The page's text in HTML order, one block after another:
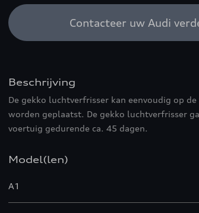
Contacteer uw Audi
Beschrijving
De gekko luchtverfrisser kan eenvoudig op
worden geplaatst. De gekko luchtverfrisser
voertuig gedurende ca. 45 dagen.
Model(len)
A1